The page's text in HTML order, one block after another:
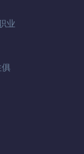
业